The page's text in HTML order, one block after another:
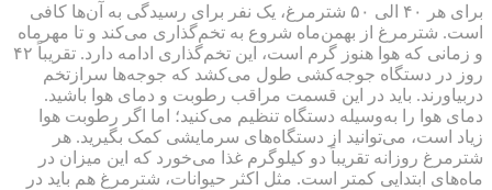
برای هر ۴۰ الی ۵۰ شترمرغ، یک نفر برای رسیدگی به آن‌ها کافی
است. شترمرغ از بهمن‌ماه شروع به تخم‌گذاری می‌کند و تا مهرماه
و زمانی که هوا هنوز گرم است، این تخم‌گذاری ادامه دارد. تقریباً ۴۲
روز در دستگاه جوجه‌کشی طول می‌کشد که جوجه‌ها سرازتخم
دربیاورند. باید در این قسمت مراقب رطوبت و دمای هوا باشید.
دمای هوا را به‌وسیله دستگاه تنظیم می‌کنید؛ اما اگر رطوبت هوا
زیاد است، می‌توانید از دستگاه‌های سرمایشی کمک بگیرید. هر
شترمرغ روزانه تقریباً دو کیلوگرم غذا می‌خورد که این میزان در
ماه‌های ابتدایی کمتر است. مثل اکثر حیوانات، شترمرغ هم باید در